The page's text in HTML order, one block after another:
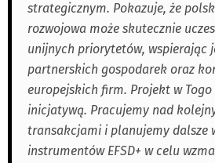
strategicznym. Pokazuje, że
rozwojowa może skutecznie
unijnych priorytetów, wspierając
partnerskich gospodarek oraz
europejskich firm. Projekt w
inicjatywą. Pracujemy nad
transakcjami i planujemy dalsze
instrumentów EFSD+ w celu